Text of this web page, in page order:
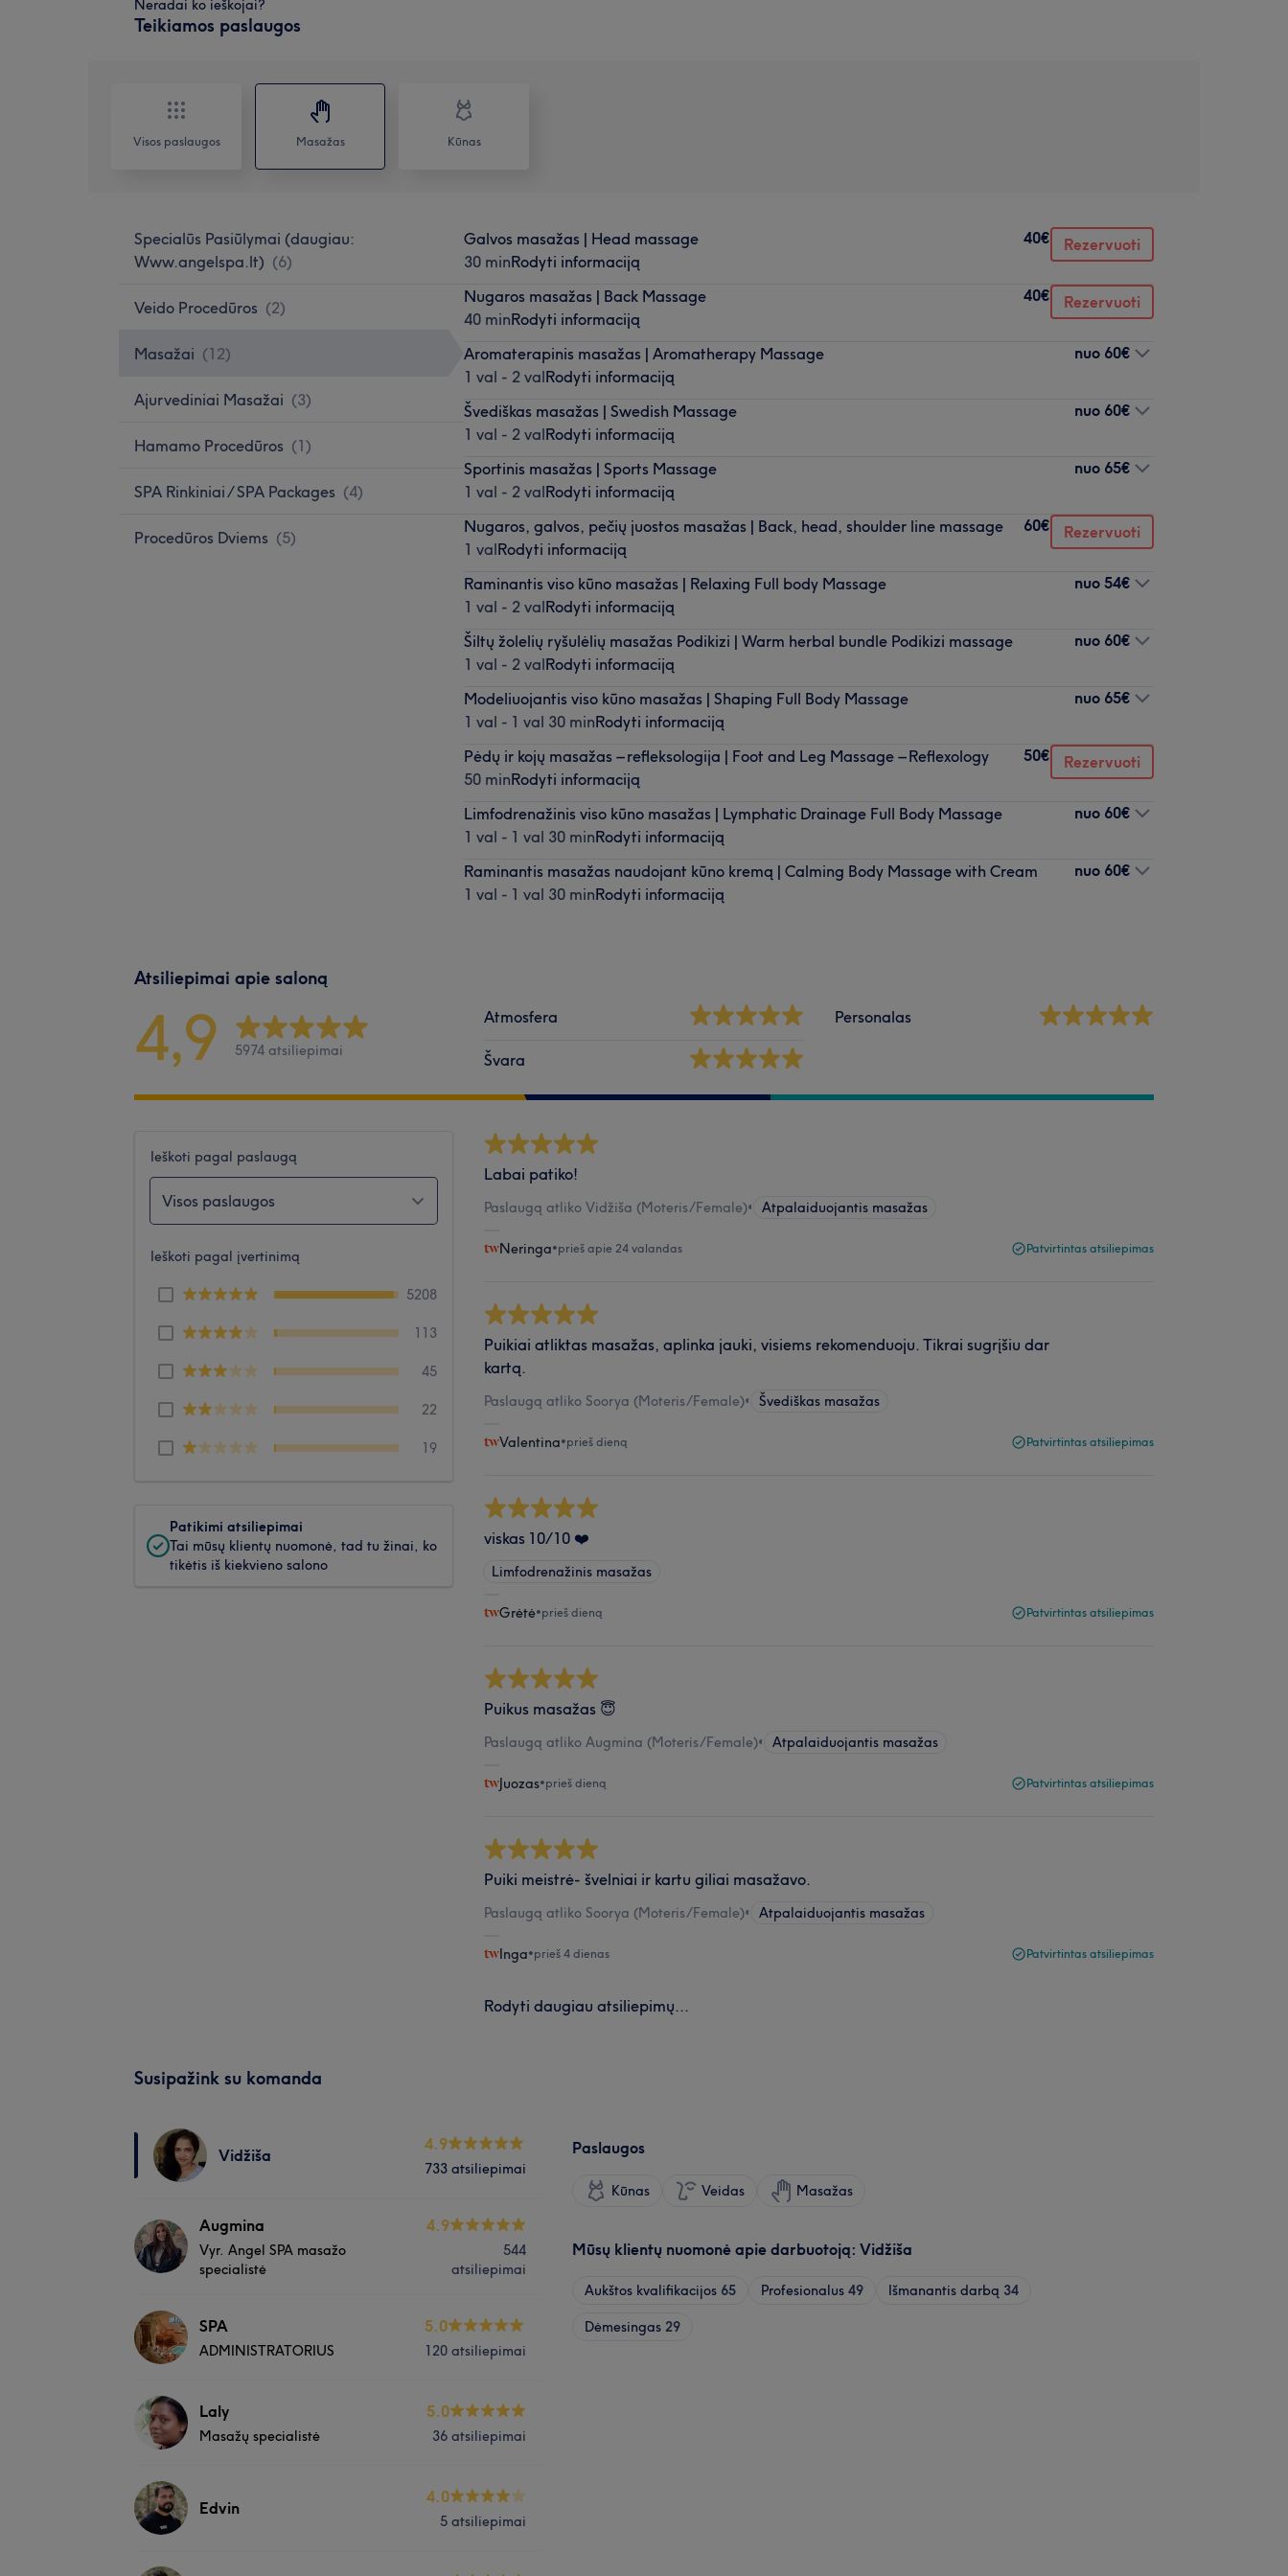
Neradai ko ieškojai?
Teikiamos paslaugos
Visos paslaugos Masažas Kūnas
Specialūs Pasiūlymai (daugiau:
Www.angelspa.lt) (6)
Veido Procedūros (2)
Masažai (12)
Ajurvediniai Masažai (3)
Hamamo Procedūros (1)
SPA Rinkiniai / SPA Packages (4)
Procedūros Dviems (5)
Galvos masažas | Head massage
30 minRodyti informaciją
40€ Rezervuoti
Nugaros masažas | Back Massage
40 minRodyti informaciją
40€ Rezervuoti
Aromaterapinis masažas | Aromatherapy Massage
1 val - 2 valRodyti informaciją
nuo 60€
Švediškas masažas | Swedish Massage
1 val - 2 valRodyti informaciją
nuo 60€
Sportinis masažas | Sports Massage
1 val - 2 valRodyti informaciją
nuo 65€
Nugaros, galvos, pečių juostos masažas | Back, head, shoulder line massage
1 valRodyti informaciją
60€ Rezervuoti
Raminantis viso kūno masažas | Relaxing Full body Massage
1 val - 2 valRodyti informaciją
nuo 54€
Šiltų žolelių ryšulėlių masažas Podikizi | Warm herbal bundle Podikizi massage
1 val - 2 valRodyti informaciją
nuo 60€
Modeliuojantis viso kūno masažas | Shaping Full Body Massage
1 val - 1 val 30 minRodyti informaciją
nuo 65€
Pėdų ir kojų masažas – refleksologija | Foot and Leg Massage – Reflexology
50 minRodyti informaciją
50€ Rezervuoti
Limfodrenažinis viso kūno masažas | Lymphatic Drainage Full Body Massage
1 val - 1 val 30 minRodyti informaciją
nuo 60€
Raminantis masažas naudojant kūno kremą | Calming Body Massage with Cream
1 val - 1 val 30 minRodyti informaciją
nuo 60€
Atsiliepimai apie saloną
4,9 5974 atsiliepimai
Atmosfera
Švara
Personalas
Ieškoti pagal paslaugą
Visos paslaugos
Ieškoti pagal įvertinimą
5208
113
45
22
19
Patikimi atsiliepimai
Tai mūsų klientų nuomonė, tad tu žinai, ko
tikėtis iš kiekvieno salono
Labai patiko!
Paslaugą atliko Vidžiša (Moteris/Female)• Atpalaiduojantis masažas
Neringa•prieš apie 24 valandas Patvirtintas atsiliepimas
Puikiai atliktas masažas, aplinka jauki, visiems rekomenduoju. Tikrai sugrįšiu dar
kartą.
Paslaugą atliko Soorya (Moteris/Female)• Švediškas masažas
Valentina•prieš dieną Patvirtintas atsiliepimas
viskas 10/10 ❤️
Limfodrenažinis masažas
Grėtė•prieš dieną Patvirtintas atsiliepimas
Puikus masažas 😇
Paslaugą atliko Augmina (Moteris/Female)• Atpalaiduojantis masažas
Juozas•prieš dieną Patvirtintas atsiliepimas
Puiki meistrė- švelniai ir kartu giliai masažavo.
Paslaugą atliko Soorya (Moteris/Female)• Atpalaiduojantis masažas
Inga•prieš 4 dienas Patvirtintas atsiliepimas
Rodyti daugiau atsiliepimų...
Susipažink su komanda
Vidžiša
4.9
733 atsiliepimai
Augmina
Vyr. Angel SPA masažo
specialistė
4.9
544
atsiliepimai
SPA
ADMINISTRATORIUS
5.0
120 atsiliepimai
Laly
Masažų specialistė
5.0
36 atsiliepimai
Edvin
4.0
5 atsiliepimai
Paslaugos
Kūnas Veidas Masažas
Mūsų klientų nuomonė apie darbuotoją: Vidžiša
Aukštos kvalifikacijos 65 Profesionalus 49 Išmanantis darbą 34
Dėmesingas 29